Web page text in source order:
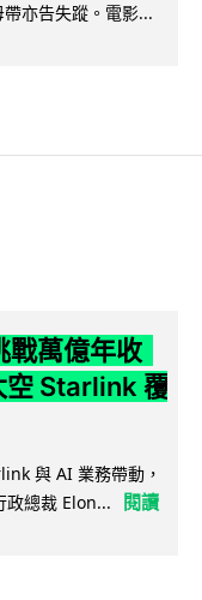
亦告失蹤。電影...
萬億年收
空 Starlink 覆
與 AI 業務帶動，
政總裁 Elon...
閱讀